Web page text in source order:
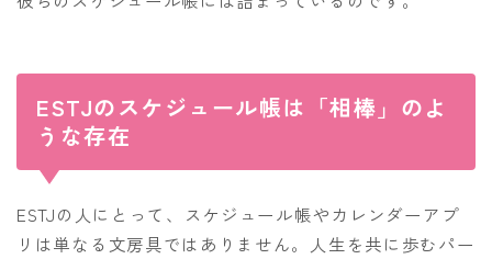
ESTJのスケジュール帳は「相棒」のよ
うな存在
ESTJの人にとって、スケジュール帳やカレンダーアプ
リは単なる文房具ではありません。人生を共に歩むパー